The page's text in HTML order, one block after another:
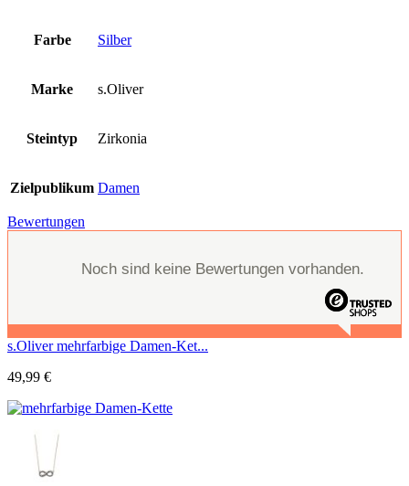
Farbe Silber
Marke s.Oliver
Steintyp Zirkonia
Zielpublikum Damen
Bewertungen
Noch sind keine Bewertungen vorhanden.
s.Oliver mehrfarbige Damen-Ket...
49,99 €